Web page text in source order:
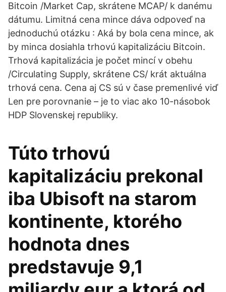
Bitcoin /Market Cap, skrátene MCAP/ k danému
dátumu. Limitná cena mince dáva odpoveď na
jednoduchú otázku : Aká by bola cena mince, ak
by minca dosiahla trhovú kapitalizáciu Bitcoin.
Trhová kapitalizácia je počet mincí v obehu
/Circulating Supply, skrátene CS/ krát aktuálna
trhová cena. Cena aj CS sú v čase premenlivé viď
Len pre porovnanie – je to viac ako 10-násobok
HDP Slovenskej republiky.
Túto trhovú
kapitalizáciu prekonal
iba Ubisoft na starom
kontinente, ktorého
hodnota dnes
predstavuje 9,1